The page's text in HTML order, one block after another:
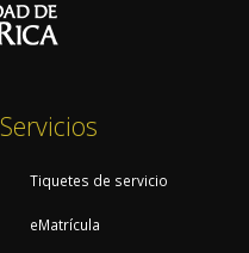
Servicios
Tiquetes de servicio
eMatrícula